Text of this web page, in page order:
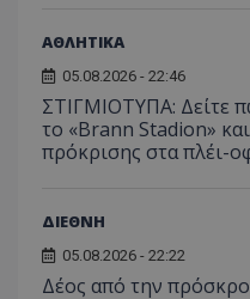
ΑΘΛΗΤΙΚΑ
05.08.2026 - 22:46
ΣΤΙΓΜΙΟΤΥΠΑ: Δείτε
το «Brann Stadion»
πρόκρισης στα πλέι-
ΔΙΕΘΝΗ
05.08.2026 - 22:22
Δέος από την